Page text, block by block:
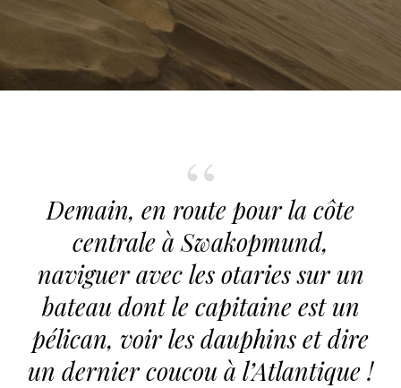
Demain, en route pour la côte
centrale à Swakopmund,
naviguer avec les otaries sur un
bateau dont le capitaine est un
pélican, voir les dauphins et dire
un dernier coucou à l’Atlantique !